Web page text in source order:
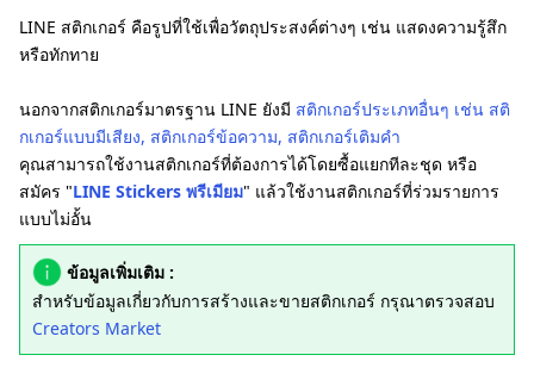
LINE สติกเกอร์ คือรูปที่ใช้เพื่อวัตถุประสงค์ต่างๆ เช่น แสดงความรู้สึก
หรือทักทาย
นอกจากสติกเกอร์มาตรฐาน LINE ยังมี สติกเกอร์ประเภทอื่นๆ เช่น สติ
กเกอร์แบบมีเสียง, สติกเกอร์ข้อความ, สติกเกอร์เติมคำ
คุณสามารถใช้งานสติกเกอร์ที่ต้องการได้โดยซื้อแยกทีละชุด หรือ
สมัคร "LINE Stickers พรีเมียม" แล้วใช้งานสติกเกอร์ที่ร่วมรายการ
แบบไม่อั้น
ข้อมูลเพิ่มเติม :
สำหรับข้อมูลเกี่ยวกับการสร้างและขายสติกเกอร์ กรุณาตรวจสอบ
Creators Market